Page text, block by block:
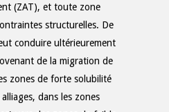
(ZAT), et toute zone
structurelles. De
conduire ultérieurement
de la migration de
zones de forte solubilité
dans les zones